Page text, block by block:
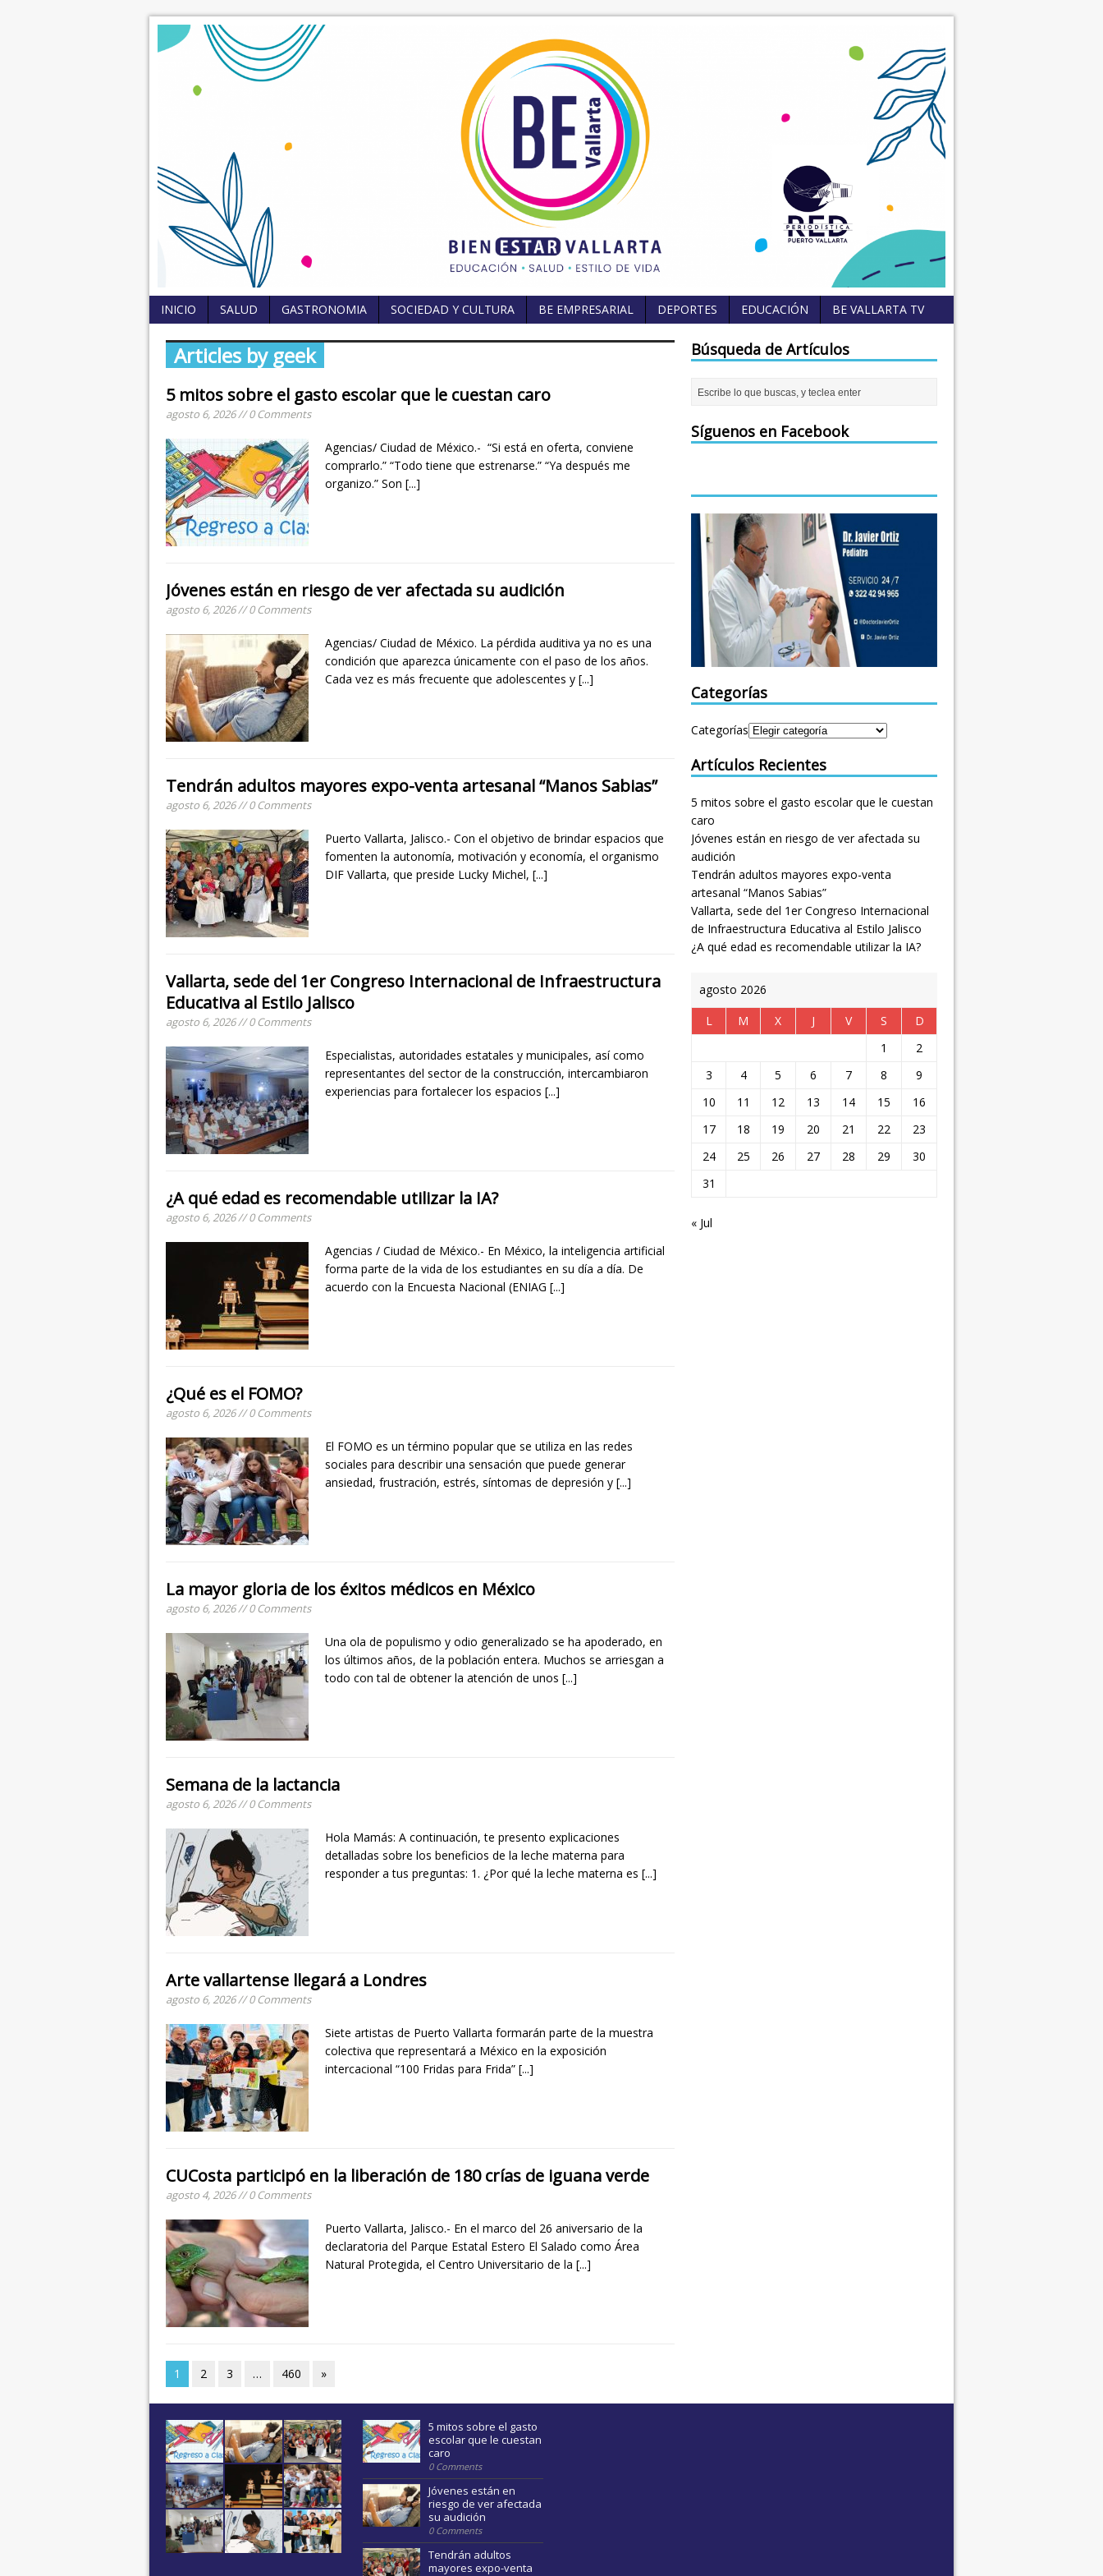
INICIO SALUD GASTRONOMIA SOCIEDAD Y CULTURA BE EMPRESARIAL DEPORTES EDUCACIÓN BE VALLARTA TV
Articles by geek
5 mitos sobre el gasto escolar que le cuestan caro
agosto 6, 2026 // 0 Comments
Agencias/ Ciudad de México.- “Si está en oferta, conviene
comprarlo.” “Todo tiene que estrenarse.” “Ya después me
organizo.” Son [...]
Jóvenes están en riesgo de ver afectada su audición
agosto 6, 2026 // 0 Comments
Agencias/ Ciudad de México. La pérdida auditiva ya no es una
condición que aparezca únicamente con el paso de los años.
Cada vez es más frecuente que adolescentes y [...]
Tendrán adultos mayores expo-venta artesanal “Manos Sabias”
agosto 6, 2026 // 0 Comments
Puerto Vallarta, Jalisco.- Con el objetivo de brindar espacios que
fomenten la autonomía, motivación y economía, el organismo
DIF Vallarta, que preside Lucky Michel, [...]
Vallarta, sede del 1er Congreso Internacional de Infraestructura
Educativa al Estilo Jalisco
agosto 6, 2026 // 0 Comments
Especialistas, autoridades estatales y municipales, así como
representantes del sector de la construcción, intercambiaron
experiencias para fortalecer los espacios [...]
¿A qué edad es recomendable utilizar la IA?
agosto 6, 2026 // 0 Comments
Agencias / Ciudad de México.- En México, la inteligencia artificial
forma parte de la vida de los estudiantes en su día a día. De
acuerdo con la Encuesta Nacional (ENIAG [...]
¿Qué es el FOMO?
agosto 6, 2026 // 0 Comments
El FOMO es un término popular que se utiliza en las redes
sociales para describir una sensación que puede generar
ansiedad, frustración, estrés, síntomas de depresión y [...]
La mayor gloria de los éxitos médicos en México
agosto 6, 2026 // 0 Comments
Una ola de populismo y odio generalizado se ha apoderado, en
los últimos años, de la población entera. Muchos se arriesgan a
todo con tal de obtener la atención de unos [...]
Semana de la lactancia
agosto 6, 2026 // 0 Comments
Hola Mamás: A continuación, te presento explicaciones
detalladas sobre los beneficios de la leche materna para
responder a tus preguntas: 1. ¿Por qué la leche materna es [...]
Arte vallartense llegará a Londres
agosto 6, 2026 // 0 Comments
Siete artistas de Puerto Vallarta formarán parte de la muestra
colectiva que representará a México en la exposición
intercacional “100 Fridas para Frida” [...]
CUCosta participó en la liberación de 180 crías de iguana verde
agosto 4, 2026 // 0 Comments
Puerto Vallarta, Jalisco.- En el marco del 26 aniversario de la
declaratoria del Parque Estatal Estero El Salado como Área
Natural Protegida, el Centro Universitario de la [...]
1 2 3 … 460 »
Búsqueda de Artículos
Síguenos en Facebook
Categorías
Categorías
Artículos Recientes
5 mitos sobre el gasto escolar que le cuestan
caro
Jóvenes están en riesgo de ver afectada su
audición
Tendrán adultos mayores expo-venta
artesanal “Manos Sabias”
Vallarta, sede del 1er Congreso Internacional
de Infraestructura Educativa al Estilo Jalisco
¿A qué edad es recomendable utilizar la IA?
agosto 2026
L
M X J V S
D
1
2
3
4 5 6 7 8
9
10
11 12 13 14 15
16
17
18 19 20 21 22
23
24
25 26 27 28 29
30
31
« Jul
5 mitos sobre el gasto
escolar que le cuestan
caro
0 Comments
Jóvenes están en
riesgo de ver afectada
su audición
0 Comments
Tendrán adultos
mayores expo-venta